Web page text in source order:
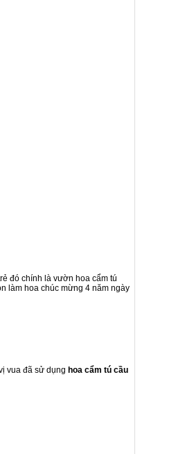
đó chính là vườn hoa cẩm tú
làm hoa chúc mừng 4 năm ngày
vua đã sử dụng hoa cẩm tú cầu